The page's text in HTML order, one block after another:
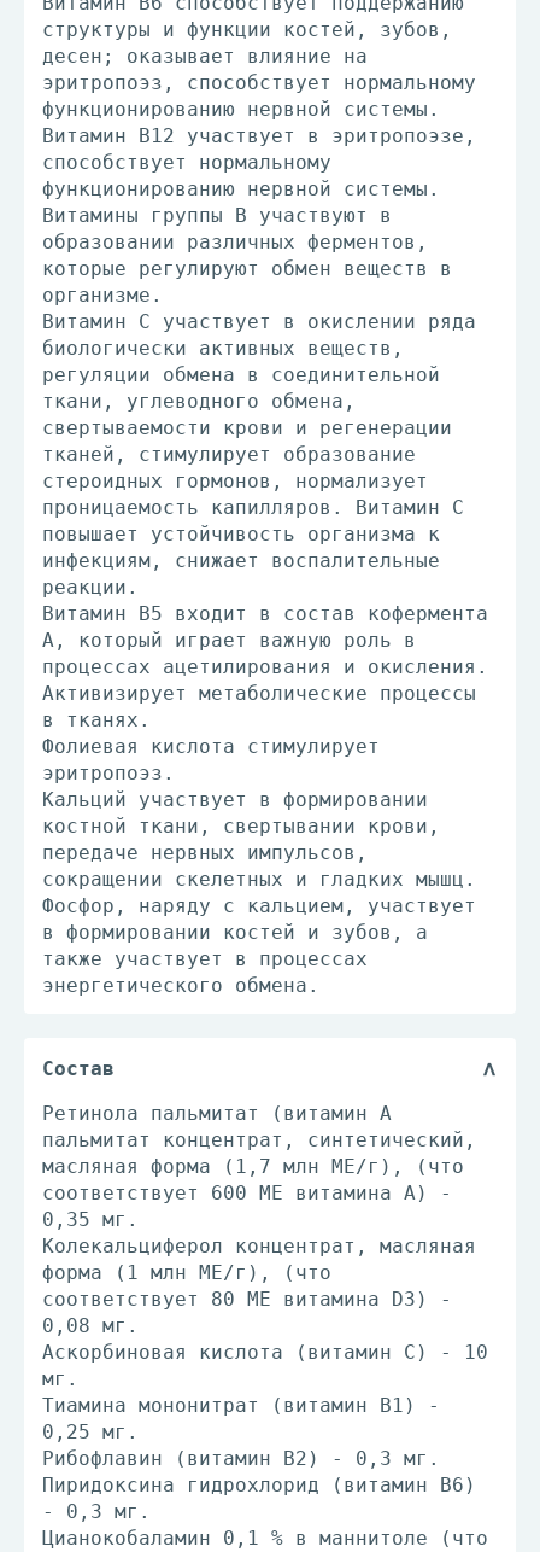
структуры и функции костей, зубов,
десен; оказывает влияние на
эритропоэз, способствует нормальному
функционированию нервной системы.
Витамин В12 участвует в эритропоэзе,
способствует нормальному
функционированию нервной системы.
Витамины группы В участвуют в
образовании различных ферментов,
которые регулируют обмен веществ в
организме.
Витамин С участвует в окислении ряда
биологически активных веществ,
регуляции обмена в соединительной
ткани, углеводного обмена,
свертываемости крови и регенерации
тканей, стимулирует образование
стероидных гормонов, нормализует
проницаемость капилляров. Витамин С
повышает устойчивость организма к
инфекциям, снижает воспалительные
реакции.
Витамин В5 входит в состав кофермента
А, который играет важную роль в
процессах ацетилирования и окисления.
Активизирует метаболические процессы
в тканях.
Фолиевая кислота стимулирует
эритропоэз.
Кальций участвует в формировании
костной ткани, свертывании крови,
передаче нервных импульсов,
сокращении скелетных и гладких мышц.
Фосфор, наряду с кальцием, участвует
в формировании костей и зубов, а
также участвует в процессах
энергетического обмена.
Состав
Ретинола пальмитат (витамин А
пальмитат концентрат, синтетический,
масляная форма (1,7 млн ME/г), (что
соответствует 600 МЕ витамина А) -
0,35 мг.
Колекальциферол концентрат, масляная
форма (1 млн ME/г), (что
соответствует 80 МЕ витамина D3) -
0,08 мг.
Аскорбиновая кислота (витамин С) - 10
мг.
Тиамина мононитрат (витамин В1) -
0,25 мг.
Рибофлавин (витамин В2) - 0,3 мг.
Пиридоксина гидрохлорид (витамин В6)
- 0,3 мг.
Цианокобаламин 0,1 % в маннитоле (что